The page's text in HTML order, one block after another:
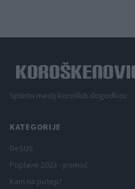
Spletni medij koroških dogodkov.
KATEGORIJE
DeSUS
Poplave 2023 - pomoč
Kam na potep?